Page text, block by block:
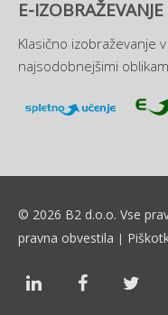
E-IZOBRAŽEVANJE
Klasično izobraževanje
najsodobnejšimi
© 2026 B2 d.o.o. Vse
pravna obvestila |